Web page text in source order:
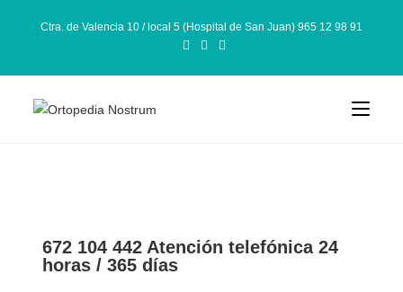
Ctra. de Valencia 10 / local 5 (Hospital de San Juan) 965 12 98 91
672 104 442 Atención telefónica 24
horas / 365 días